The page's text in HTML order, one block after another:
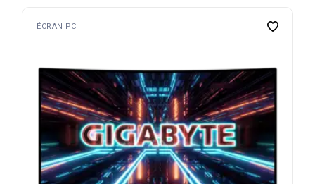
ÉCRAN PC